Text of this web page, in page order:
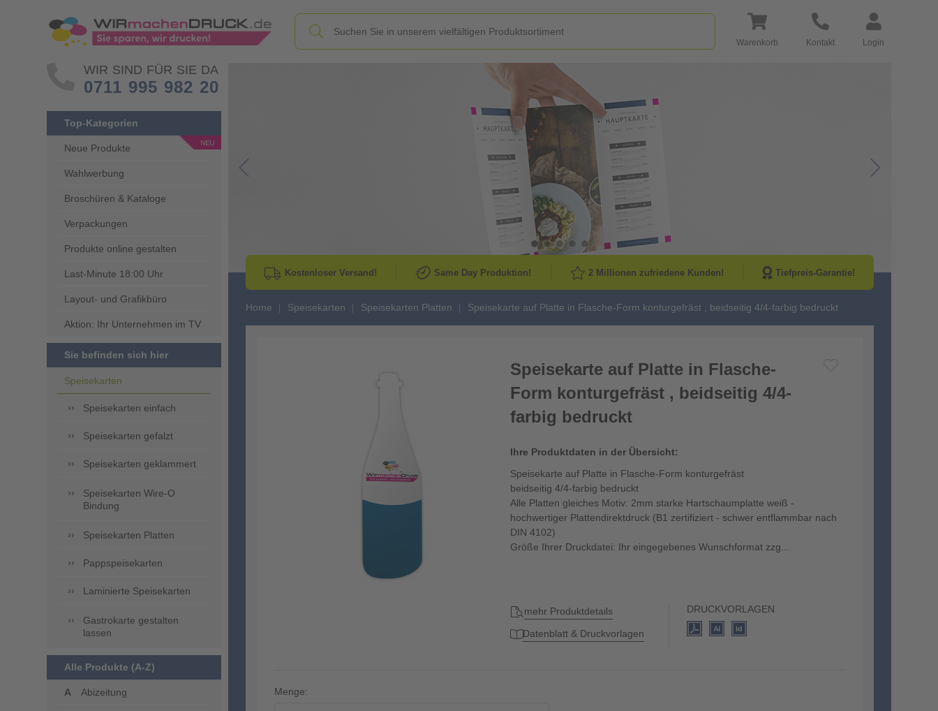
Warenkorb Kontakt Login
WIR SIND FÜR SIE DA
0711 995 982 20
Top-Kategorien
Neue Produkte
Wahlwerbung
Broschüren & Kataloge
Verpackungen
Produkte online gestalten
Last-Minute 18:00 Uhr
Layout- und Grafikbüro
Aktion: Ihr Unternehmen im TV
Sie befinden sich hier
Speisekarten
Speisekarten einfach
Speisekarten gefalzt
Speisekarten geklammert
Speisekarten Wire-O
Bindung
Speisekarten Platten
Pappspeisekarten
Laminierte Speisekarten
Gastrokarte gestalten
lassen
Alle Produkte (A-Z)
Abizeitung
Go to Previous Slide Go to Next
Kostenloser Versand! Same Day Produktion! 2 Millionen zufriedene Kunden! Tiefpreis-Garantie!
Home Speisekarten Speisekarten Platten Speisekarte auf Platte in Flasche-Form konturgefräst , beidseitig 4/4-farbig bedruckt
Speisekarte auf Platte in Flasche-
Form konturgefräst , beidseitig 4/4-
farbig bedruckt
Ihre Produktdaten in der Übersicht:
Speisekarte auf Platte in Flasche-Form konturgefräst
beidseitig 4/4-farbig bedruckt
Alle Platten gleiches Motiv: 2mm starke Hartschaumplatte weiß -
hochwertiger Plattendirektdruck (B1 zertifiziert - schwer entflammbar nach
DIN 4102)
Größe Ihrer Druckdatei: Ihr eingegebenes Wunschformat zzg...
mehr Produktdetails
Datenblatt & Druckvorlagen
DRUCKVORLAGEN
Menge: